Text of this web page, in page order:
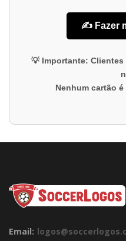
✍️ Fazer
💡 Importante: Clientes
Nenhum cartão
Email: